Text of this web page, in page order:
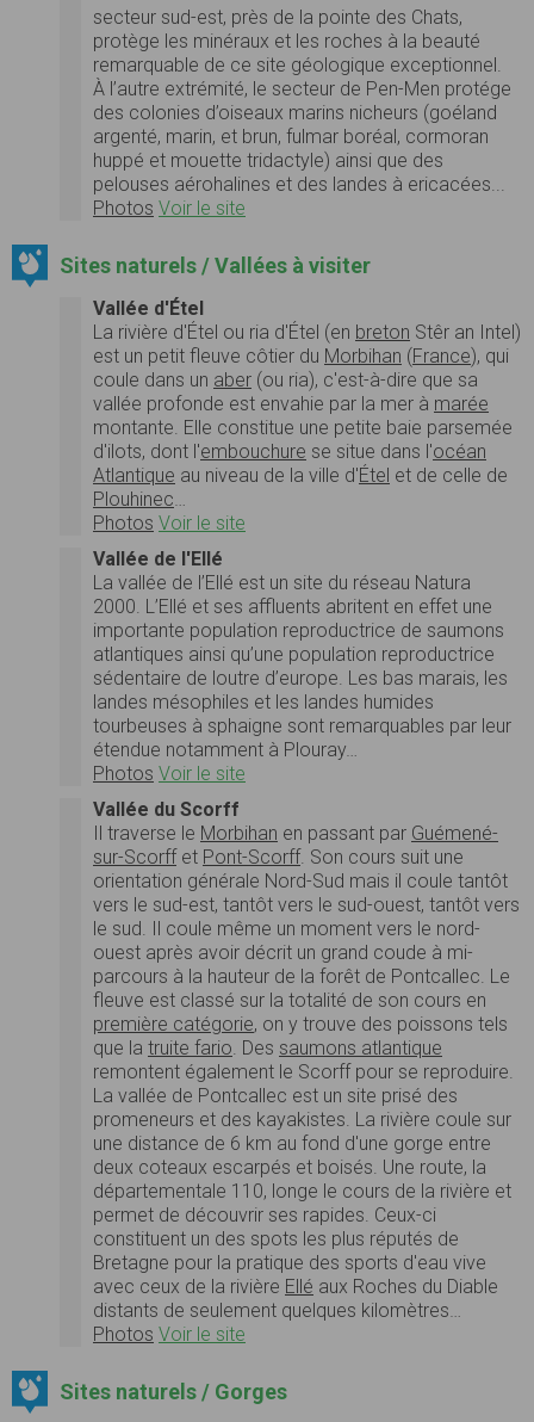
secteur sud-est, près de la pointe des Chats,
protège les minéraux et les roches à la beauté
remarquable de ce site géologique exceptionnel.
À l’autre extrémité, le secteur de Pen-Men protége
des colonies d’oiseaux marins nicheurs (goéland
argenté, marin, et brun, fulmar boréal, cormoran
huppé et mouette tridactyle) ainsi que des
pelouses aérohalines et des landes à ericacées...
Photos Voir le site
Sites naturels / Vallées à visiter
Vallée d'Étel
La rivière d'Étel ou ria d'Étel (en breton Stêr an Intel)
est un petit fleuve côtier du Morbihan (France), qui
coule dans un aber (ou ria), c'est-à-dire que sa
vallée profonde est envahie par la mer à marée
montante. Elle constitue une petite baie parsemée
d'ilots, dont l'embouchure se situe dans l'océan
Atlantique au niveau de la ville d'Étel et de celle de
Plouhinec…
Photos Voir le site
Vallée de l'Ellé
La vallée de l’Ellé est un site du réseau Natura
2000. L’Ellé et ses affluents abritent en effet une
importante population reproductrice de saumons
atlantiques ainsi qu’une population reproductrice
sédentaire de loutre d’europe. Les bas marais, les
landes mésophiles et les landes humides
tourbeuses à sphaigne sont remarquables par leur
étendue notamment à Plouray…
Photos Voir le site
Vallée du Scorff
Il traverse le Morbihan en passant par Guémené-
sur-Scorff et Pont-Scorff. Son cours suit une
orientation générale Nord-Sud mais il coule tantôt
vers le sud-est, tantôt vers le sud-ouest, tantôt vers
le sud. Il coule même un moment vers le nord-
ouest après avoir décrit un grand coude à mi-
parcours à la hauteur de la forêt de Pontcallec. Le
fleuve est classé sur la totalité de son cours en
première catégorie, on y trouve des poissons tels
que la truite fario. Des saumons atlantique
remontent également le Scorff pour se reproduire.
La vallée de Pontcallec est un site prisé des
promeneurs et des kayakistes. La rivière coule sur
une distance de 6 km au fond d'une gorge entre
deux coteaux escarpés et boisés. Une route, la
départementale 110, longe le cours de la rivière et
permet de découvrir ses rapides. Ceux-ci
constituent un des spots les plus réputés de
Bretagne pour la pratique des sports d'eau vive
avec ceux de la rivière Ellé aux Roches du Diable
distants de seulement quelques kilomètres…
Photos Voir le site
Sites naturels / Gorges